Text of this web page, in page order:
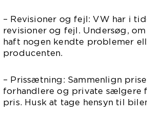
– Revisioner og fejl: VW har i
revisioner og fejl. Undersøg,
haft nogen kendte problemer
producenten.
– Prissætning: Sammenlign
forhandlere og private sælgere
pris. Husk at tage hensyn til